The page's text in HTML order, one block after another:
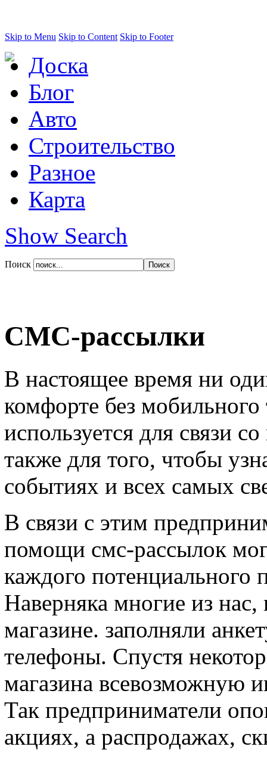
Skip to Menu Skip to Content Skip to Footer
Доска
Блог
Авто
Строительство
Разное
Карта
Show Search
Поиск
СМС-рассылки
В настоящее время ни
комфорте без
используется для связи
также для того, чтобы
событиях и всех самых
В связи с этим
помощи смс-рассылок
каждого потенциального
Наверняка многие из
магазине. заполняли
телефоны. Спустя
магазина всевозможную
Так предприниматели
акциях, а распродажах,